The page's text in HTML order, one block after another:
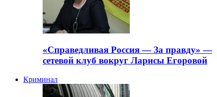
«Справедливая Россия — За правду» —
сетевой клуб вокруг Ларисы Егоровой
Криминал